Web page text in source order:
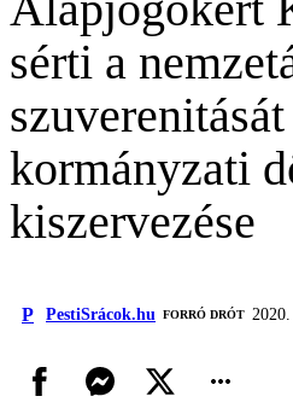
sérti a
kormányzati
kiszervezése
P PestiSrácok.hu FORRÓ DRÓT